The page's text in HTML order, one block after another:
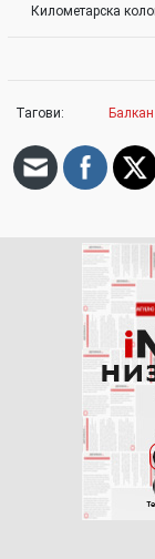
Километарска
Тагови: Балкан